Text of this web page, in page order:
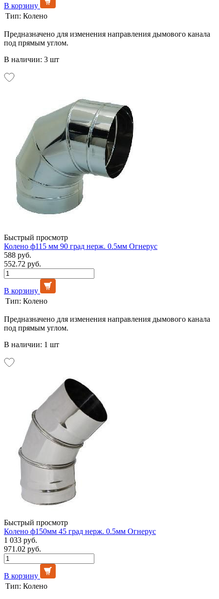
В корзину
Тип: Колено
Предназначено для изменения направления дымового канала
под прямым углом.
В наличии: 3 шт
Быстрый просмотр
Колено ф115 мм 90 град нерж. 0.5мм Огнерус
588 руб.
552.72 руб.
В корзину
Тип: Колено
Предназначено для изменения направления дымового канала
под прямым углом.
В наличии: 1 шт
Быстрый просмотр
Колено ф150мм 45 град нерж. 0.5мм Огнерус
1 033 руб.
971.02 руб.
В корзину
Тип: Колено